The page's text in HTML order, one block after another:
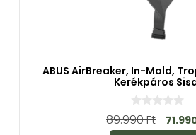
ABUS AirBreaker, In-Mold,
Kerékpáros
0
a
89.990Ft